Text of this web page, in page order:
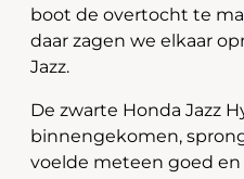
boot de overtocht te
daar zagen we elkaar
Jazz.
De zwarte Honda Jazz
binnengekomen,
voelde meteen goed